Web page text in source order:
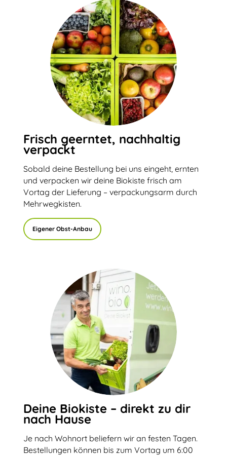
Frisch geerntet, nachhaltig
verpackt
Sobald deine Bestellung bei uns eingeht, ernten
und verpacken wir deine Biokiste frisch am
Vortag der Lieferung – verpackungsarm durch
Mehrwegkisten.
Eigener Obst-Anbau
Deine Biokiste – direkt zu dir
nach Hause
Je nach Wohnort beliefern wir an festen Tagen.
Bestellungen können bis zum Vortag um 6:00